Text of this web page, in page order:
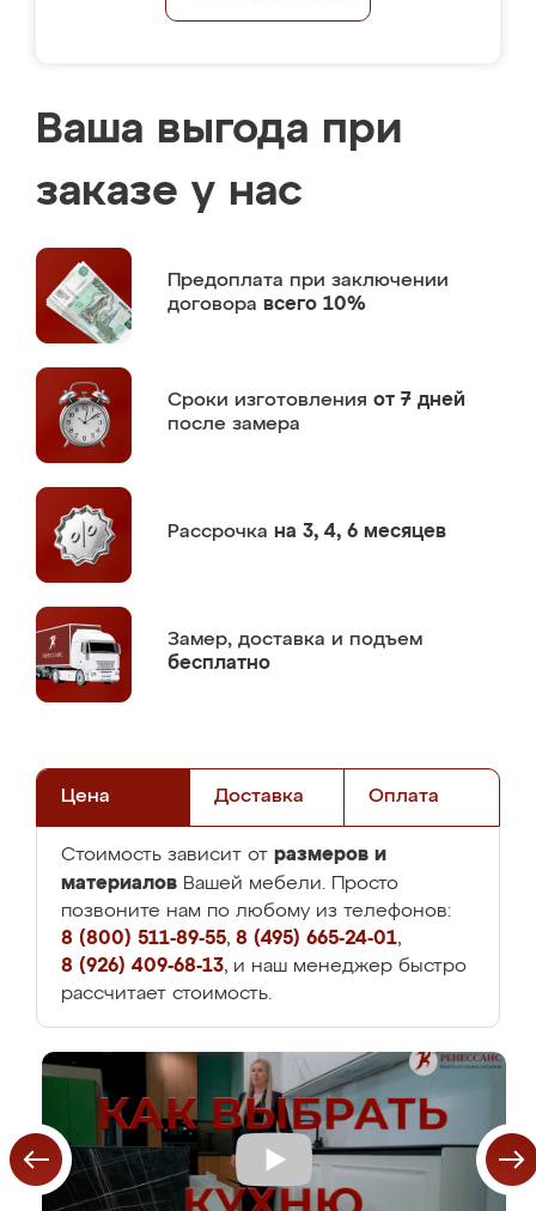
Ваша выгода при
заказе у нас
Предоплата при заключении
договора всего 10%
Сроки изготовления от 7 дней
после замера
Рассрочка на 3, 4, 6 месяцев
Замер, доставка и подъем
бесплатно
Цена Доставка Оплата
Стоимость зависит от размеров и
материалов Вашей мебели. Просто
позвоните нам по любому из телефонов:
8 (800) 511-89-55, 8 (495) 665-24-01,
8 (926) 409-68-13, и наш менеджер быстро
рассчитает стоимость.